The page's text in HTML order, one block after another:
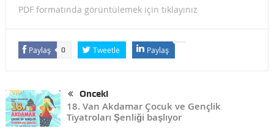
PDF formatında görüntülemek için tıklayınız
Paylaş 0 Tweetle Paylaş
Önceki
18. Van Akdamar Çocuk ve Gençlik
Tiyatroları Şenliği başlıyor